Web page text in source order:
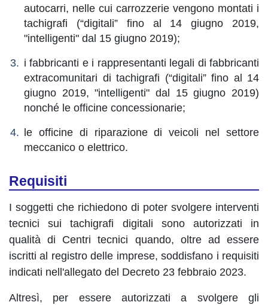
autocarri, nelle cui carrozzerie vengono montati i
tachigrafi (“digitali” fino al 14 giugno 2019,
"intelligenti" dal 15 giugno 2019);
i fabbricanti e i rappresentanti legali di fabbricanti
extracomunitari di tachigrafi (“digitali” fino al 14
giugno 2019, "intelligenti" dal 15 giugno 2019)
nonché le officine concessionarie;
le officine di riparazione di veicoli nel settore
meccanico o elettrico.
Requisiti
I soggetti che richiedono di poter svolgere interventi
tecnici sui tachigrafi digitali sono autorizzati in
qualità di Centri tecnici quando, oltre ad essere
iscritti al registro delle imprese, soddisfano i requisiti
indicati nell'allegato del Decreto 23 febbraio 2023.
Altresì, per essere autorizzati a svolgere gli